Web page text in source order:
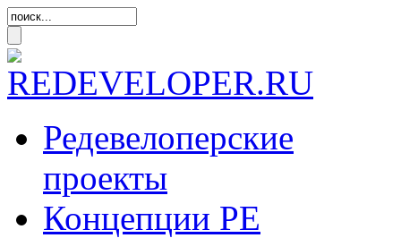
Редевелоперские
проекты
Концепции РЕ